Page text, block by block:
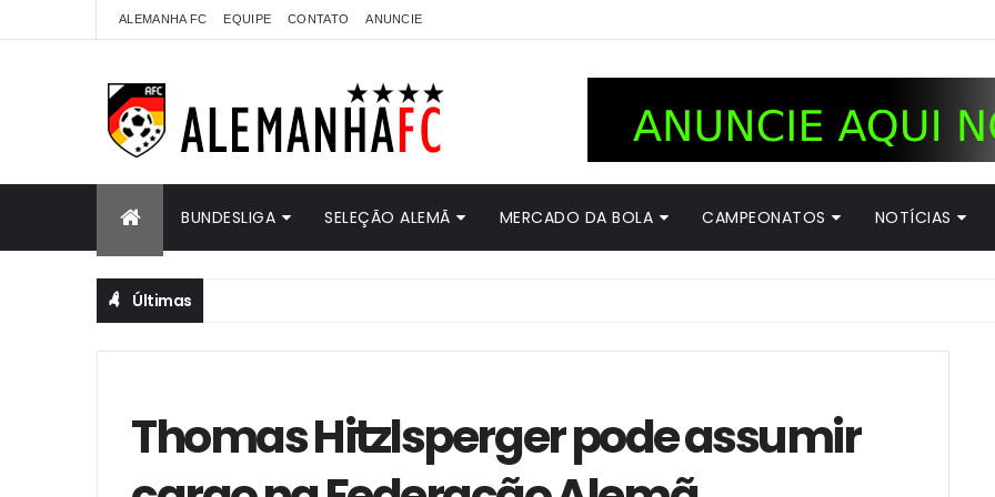
ALEMANHA FC EQUIPE CONTATO ANUNCIE
BUNDESLIGA SELEÇÃO ALEMÃ MERCADO DA BOLA CAMPEONATOS NOTÍCIAS
Últimas
Thomas Hitzlsperger pode assumir